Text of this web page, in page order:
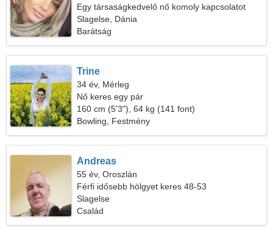
Egy társaságkedvelő nő komoly kapcsolatot
keres
Slagelse, Dánia
Barátság
Trine
34 év, Mérleg
Nő keres egy pár
160 cm (5'3"), 64 kg (141 font)
Bowling, Festmény
Andreas
55 év, Oroszlán
Férfi idősebb hölgyet keres 48-53
Slagelse
Család